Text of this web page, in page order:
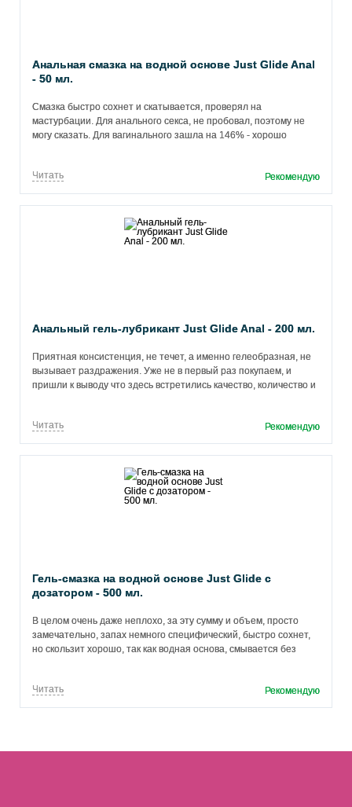
Анальная смазка на водной основе Just Glide Anal
- 50 мл.
Смазка быстро сохнет и скатывается, проверял на
мастурбации. Для анального секса, не пробовал, поэтому не
могу сказать. Для вагинального зашла на 146% - хорошо
плотная, вязкая, не растекается. Общее впечатление хорошее.
Читать Рекомендую
Анальный гель-лубрикант Just Glide Anal - 200 мл.
Приятная консистенция, не течет, а именно гелеобразная, не
вызывает раздражения. Уже не в первый раз покупаем, и
пришли к выводу что здесь встретились качество, количество и
Читать Рекомендую
Гель-смазка на водной основе Just Glide с
дозатором - 500 мл.
В целом очень даже неплохо, за эту сумму и объем, просто
замечательно, запах немного специфический, быстро сохнет,
но скользит хорошо, так как водная основа, смывается без
Читать Рекомендую